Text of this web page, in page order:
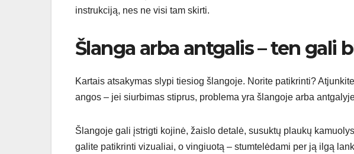
instrukciją, nes ne visi tam skirti.
Šlanga arba antgalis – ten gali
Kartais atsakymas slypi tiesiog šlangoje. Norite patikrinti?
angos – jei siurbimas stiprus, problema yra šlangoje arba
Šlangoje gali įstrigti kojinė, žaislo detalė, susuktų plaukų
galite patikrinti vizualiai, o vingiuotą – stumtelėdami per ją ilgą